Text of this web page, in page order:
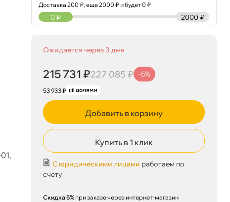
Доставка200 ₽, еще2000 ₽ и будет 0 ₽
2000 ₽
0 ₽
Ожидается через 3 дня
215 731 ₽227 085 ₽ -5%
53 933 ₽
Добавить в корзину
Купить в 1 клик
С юридическими лицами работаем по
счету
Скидка 5% при заказе через интернет-магазин